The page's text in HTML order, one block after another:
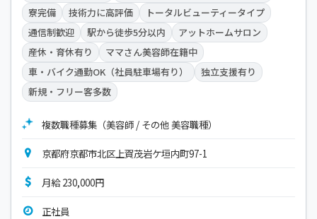
寮完備
技術力に高評価
トータルビューティータイプ
通信制歓迎
駅から徒歩5分以内
アットホームサロン
産休・育休有り
ママさん美容師在籍中
車・バイク通勤OK（社員駐車場有り）
独立支援有り
新規・フリー客多数
複数職種募集（美容師 / その他 美容職種）
京都府京都市北区上賀茂岩ケ垣内町97-1
月給 230,000円
正社員